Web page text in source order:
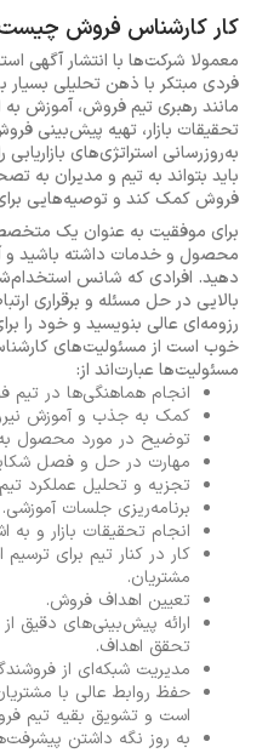
کار کارشناس فروش
معمولا شرکت‌ها با انتشار آگهی
فردی مبتکر با ذهن تحلیلی بسیار
مانند رهبری تیم فروش، آموزش
تحقیقات بازار، تهیه پیش‌بینی
به‌روزرسانی استراتژی‌های
باید بتواند به تیم و مدیران به
فروش کمک کند و توصیه‌هایی
برای موفقیت به عنوان یک
محصول و خدمات داشته باشید و
دهید. افرادی که شانس
بالایی در حل مسئله و برقراری
رزومه‌ای عالی بنویسید و خود را
خوب است از مسئولیت‌های
مسئولیت‌ها عبارت‌اند از:
انجام هماهنگی‌ها در تیم
کمک به جذب و آموزش
توضیح در مورد محصول به
مهارت در حل و فصل
تجزیه و تحلیل عملکرد
برنامه‌ریزی جلسات آموزشی.
انجام تحقیقات بازار و به
کار در کنار تیم برای
مشتریان.
تعیین اهداف فروش.
ارائه پیش‌بینی‌های دقیق
تحقق اهداف.
مدیریت شبکه‌ای از
حفظ روابط عالی با
است و تشویق بقیه تیم
به روز نگه داشتن